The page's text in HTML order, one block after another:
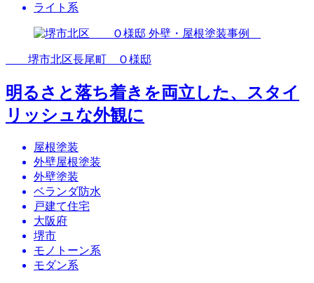
ライト系
堺市北区長尾町 Ｏ様邸
明るさと落ち着きを両立した、スタイ
リッシュな外観に
屋根塗装
外壁屋根塗装
外壁塗装
ベランダ防水
戸建て住宅
大阪府
堺市
モノトーン系
モダン系